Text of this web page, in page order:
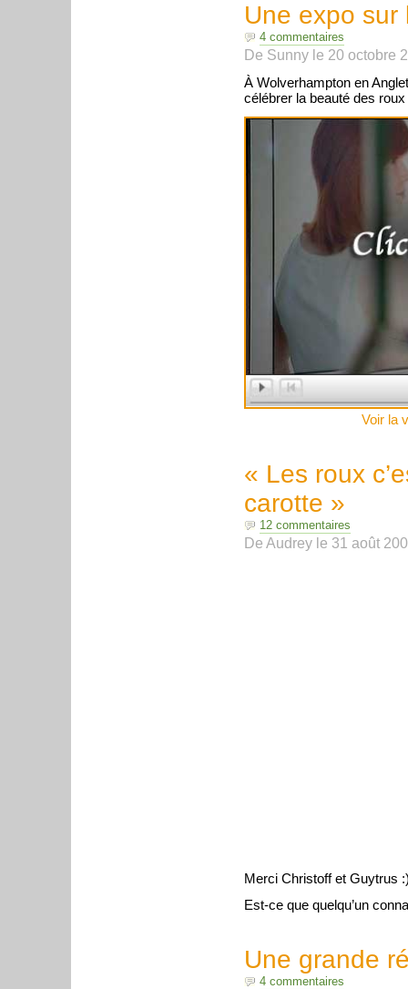
Une expo sur
4 commentaires
De Sunnyle 20 octobre
À Wolverhampton en
célébrer la beauté des
Voir la
« Les roux
carotte »
12 commentaires
De Audreyle 31 août
Merci Christoff et Guytrus
Est-ce que quelqu’un
Une grande
4 commentaires